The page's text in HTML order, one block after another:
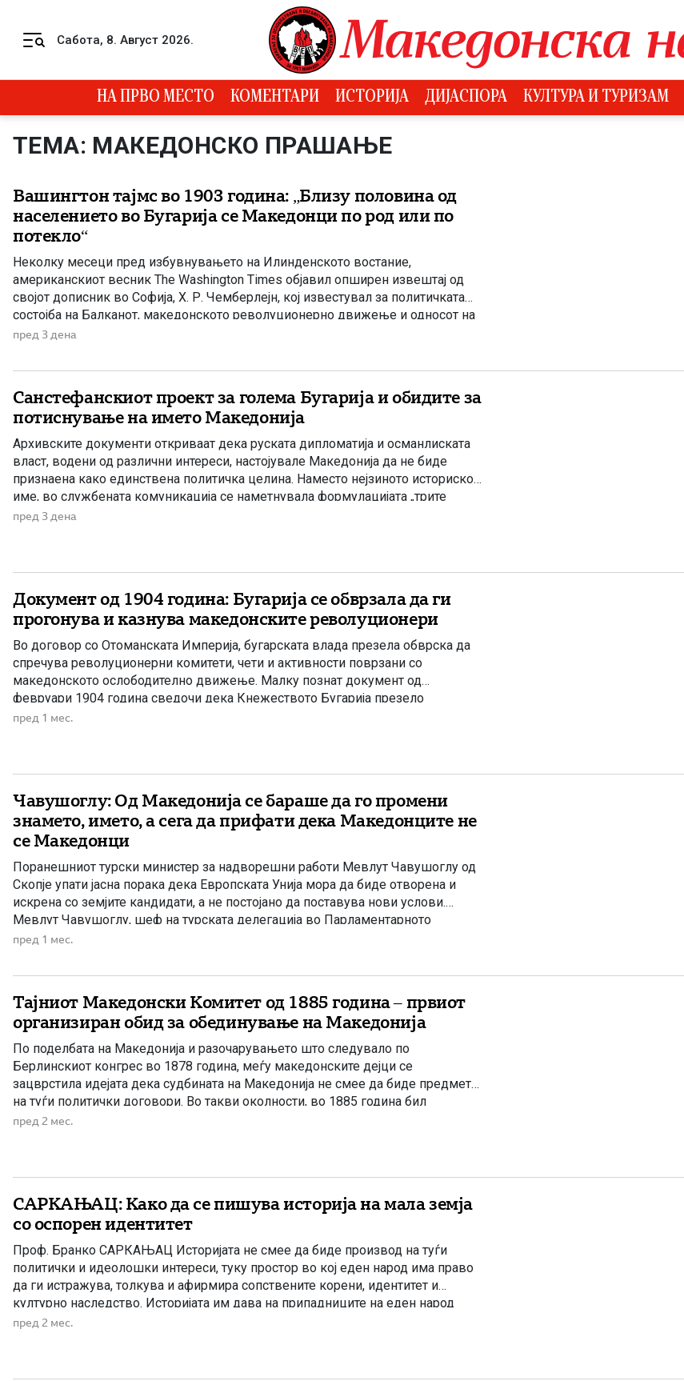
Сабота, 8. Август 2026.
НА ПРВО МЕСТО КОМЕНТАРИ ИСТОРИЈА ДИЈАСПОРА КУЛТУРА И ТУРИЗАМ
ТЕМА: МАКЕДОНСКО ПРАШАЊЕ
Вашингтон тајмс во 1903 година: „Близу половина од
населението во Бугарија се Македонци по род или по
потекло“
Неколку месеци пред избувнувањето на Илинденското востание,
американскиот весник The Washington Times објавил опширен извештај од
својот дописник во Софија, Х. Р. Чемберлејн, кој известувал за политичката
состојба на Балканот, македонското револуционерно движење и односот на
Бугарија кон настаните во Македонија. Написот е објавен на 26 април 1903
пред 3 дена
Санстефанскиот проект за голема Бугарија и обидите за
потиснување на името Македонија
Архивските документи откриваат дека руската дипломатија и османлиската
власт, водени од различни интереси, настојувале Македонија да не биде
признаена како единствена политичка целина. Наместо нејзиното историско
име, во службената комуникација се наметнувала формулацијата „трите
вилаети“. Македонија во Санстефанскиот проект По Руско-турската војна од
пред 3 дена
Документ од 1904 година: Бугарија се обврзала да ги
прогонува и казнува македонските револуционери
Во договор со Отоманската Империја, бугарската влада презела обврска да
спречува револуционерни комитети, чети и активности поврзани со
македонското ослободително движење. Малку познат документ од
февруари 1904 година сведочи дека Кнежеството Бугарија презело
конкретна обврска пред Отоманската Империја да го забрани
пред 1 мес.
Чавушоглу: Од Македонија се бараше да го промени
знамето, името, а сега да прифати дека Македонците не
се Македонци
Поранешниот турски министер за надворешни работи Мевлут Чавушоглу од
Скопје упати јасна порака дека Европската Унија мора да биде отворена и
искрена со земјите кандидати, а не постојано да поставува нови услови.
Мевлут Чавушоглу, шеф на турската делегација во Парламентарното
собрание на НАТО и поранешен министер за надворешни работи на
пред 1 мес.
Тајниот Македонски Комитет од 1885 година – првиот
организиран обид за обединување на Македонија
По поделбата на Македонија и разочарувањето што следувало по
Берлинскиот конгрес во 1878 година, меѓу македонските дејци се
зацврстила идејата дека судбината на Македонија не смее да биде предмет
на туѓи политички договори. Во такви околности, во 1885 година бил
формиран Тајниот Македонски Комитет – една од првите организирани
пред 2 мес.
САРКАЊАЦ: Како да се пишува историја на мала земја
со оспорен идентитет
Проф. Бранко САРКАЊАЦ Историјата не смее да биде производ на туѓи
политички и идеолошки интереси, туку простор во кој еден народ има право
да ги истражува, толкува и афирмира сопствените корени, идентитет и
културно наследство. Историјата им дава на припадниците на еден народ
гордост. Велат, особено ако систематски се негирани и стигматизирани како
пред 2 мес.